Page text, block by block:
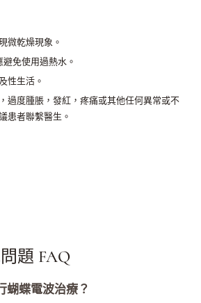
微乾燥現象。
免使用過熱水。
性生活。
過度腫脹，發紅，疼痛或其他任何異常或不
患者聯繫醫生。
題 FAQ
蝴蝶電波治療？​